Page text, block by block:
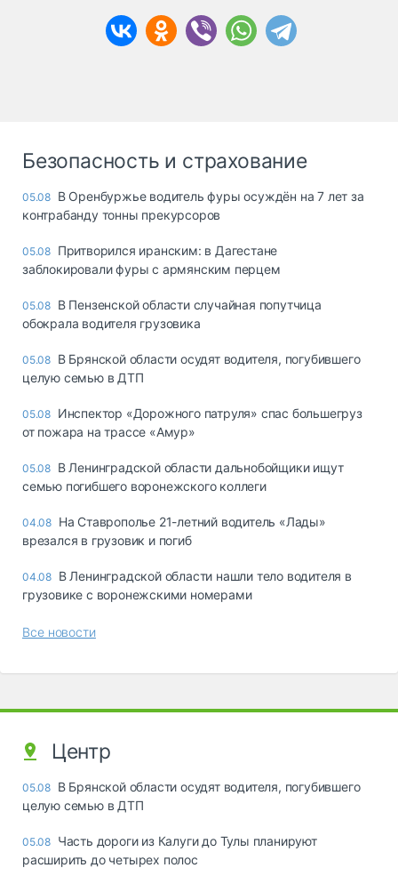
Безопасность и страхование
05.08 В Оренбуржье водитель фуры осуждён на 7 лет за
контрабанду тонны прекурсоров
05.08 Притворился иранским: в Дагестане
заблокировали фуры с армянским перцем
05.08 В Пензенской области случайная попутчица
обокрала водителя грузовика
05.08 В Брянской области осудят водителя, погубившего
целую семью в ДТП
05.08 Инспектор «Дорожного патруля» спас большегруз
от пожара на трассе «Амур»
05.08 В Ленинградской области дальнобойщики ищут
семью погибшего воронежского коллеги
04.08 На Ставрополье 21-летний водитель «Лады»
врезался в грузовик и погиб
04.08 В Ленинградской области нашли тело водителя в
грузовике с воронежскими номерами
Все новости
Центр
05.08 В Брянской области осудят водителя, погубившего
целую семью в ДТП
05.08 Часть дороги из Калуги до Тулы планируют
расширить до четырех полос